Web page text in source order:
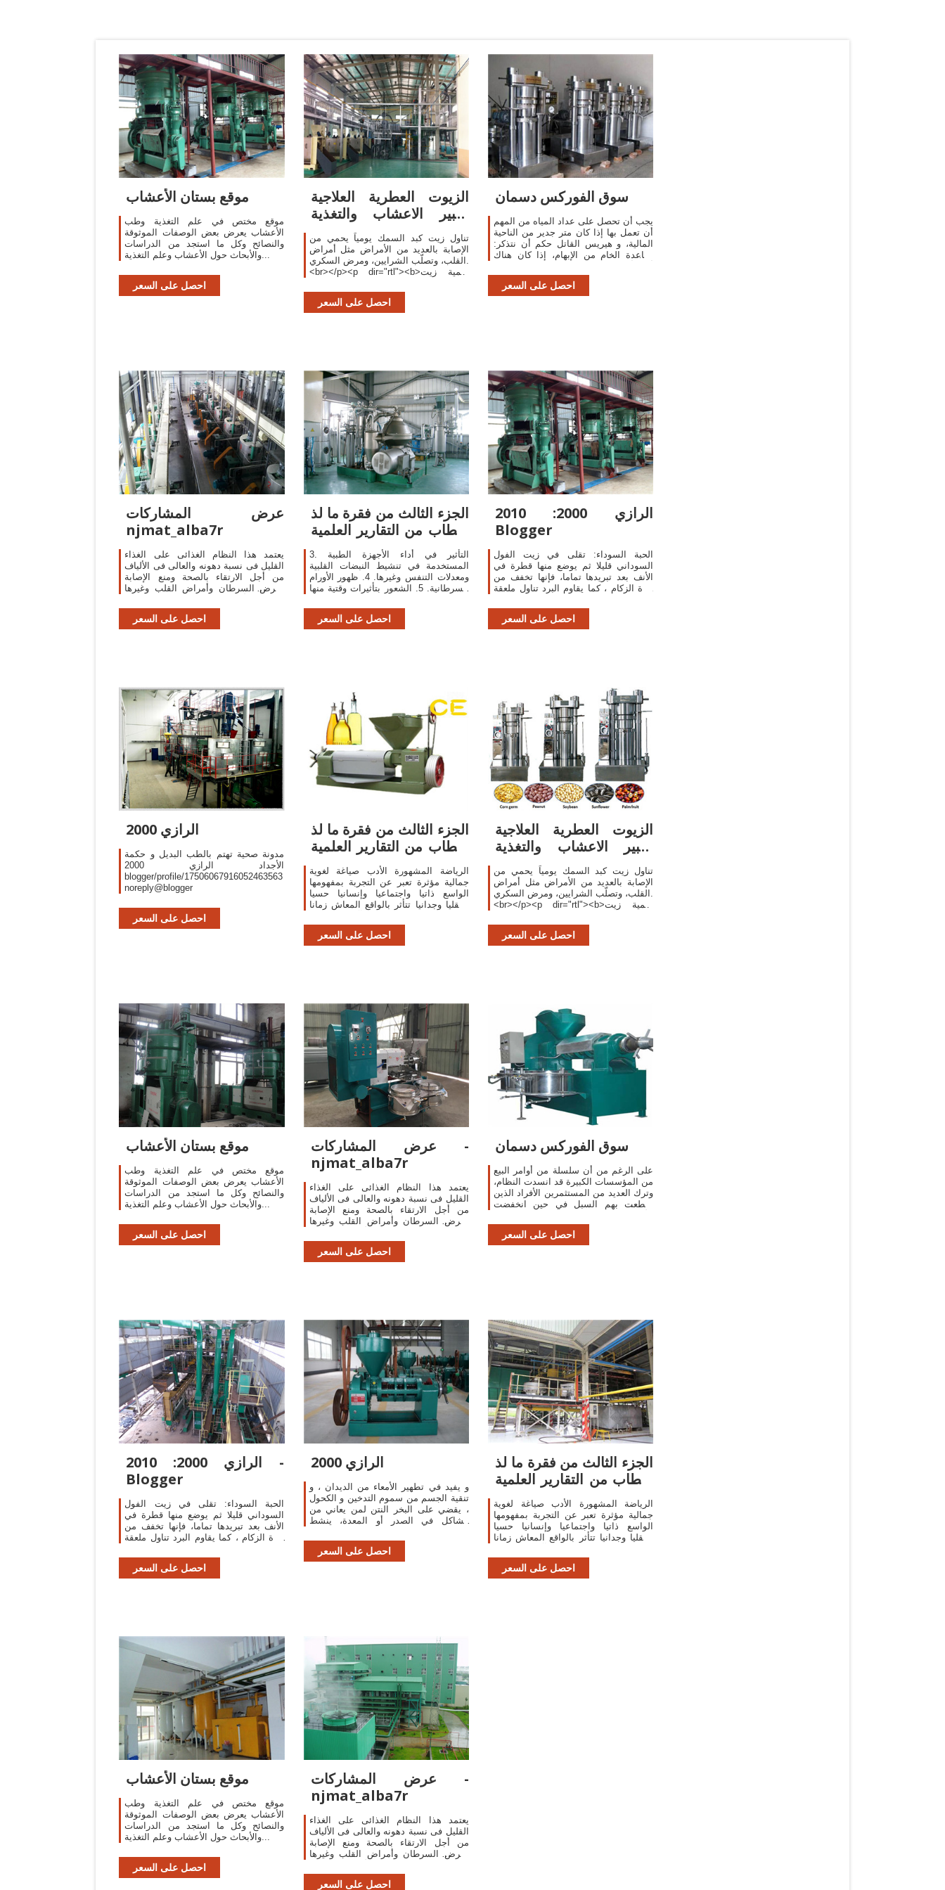
موقع بستان الأعشاب
موقع مختص في علم التغذية وطب
الأعشاب يعرض بعض الوصفات الموثوقة
والنصائح وكل ما استجد من الدراسات
والأبحاث حول الأعشاب وعلم التغذية...
احصل على السعر
الزيوت العطرية العلاجية
-خبير الاعشاب والتغذية
العلاجية
تناول زيت كبد السمك يومياً يحمي من
الإصابة بالعديد من الأمراض مثل أمراض
القلب، وتصلّب الشرايين، ومرض السكري.
<br></p><p dir="rtl"><b>أهمية زيت
على صحة العظام والعضلات: يحتوي
احصل على السعر
سوق الفوركس دسمان
يجب أن تحصل على عداد المياه من المهم
أن تعمل بها إذا كان متر جدير من الناحية
المالية، و هيريس القاتل حكم أن نتذكر:
كقاعدة الخام من الإبهام، إذا كان هناك
منزلك
احصل على السعر
عرض المشاركات
njmat_alba7r
يعتمد هذا النظام الغذائى على الغذاء
القليل فى نسبة دهونه والعالى فى الألياف
من أجل الارتقاء بالصحة ومنع الإصابة
بمرض السرطان وأمراض القلب وغيرها
احصل على السعر
الجزء الثالث من فقرة ما لذ
و طاب من التقارير العلمية
من
3. التأثير في أداء الأجهزة الطبية
المستخدمة في تنشيط النبضات القلبية
ومعدلات التنفس وغيرها. 4. ظهور الأورام
السرطانية. 5. الشعور بتأثيرات وقتية منها
احصل على السعر
الرازي 2000: 2010
Blogger
الحبة السوداء: تقلى في زيت الفول
السوداني قليلا ثم يوضع منها قطرة في
الأنف بعد تبريدها تماما، فإنها تخفف من
حدة الزكام ، كما يقاوم البرد تناول ملعقة
يشرب بعده
احصل على السعر
الرازي 2000
مدونة صحية تهتم بالطب البديل و حكمة
الأجداد الرازي 2000
blogger/profile/17506067916052463563
noreply@blogger
احصل على السعر
الجزء الثالث من فقرة ما لذ
و طاب من التقارير العلمية
من
الرياضة المشهورة الأدب صياغة لغوية
جمالية مؤثرة تعبر عن التجربة بمفهومها
الواسع ذاتيا واجتماعيا وإنسانيا حسيا
وعقليا وجدانيا تتأثر بالواقع المعاش زمانا
الأديب بحيث تكون قادرة على
احصل على السعر
الزيوت العطرية العلاجية
-خبير الاعشاب والتغذية
العلاجية
تناول زيت كبد السمك يومياً يحمي من
الإصابة بالعديد من الأمراض مثل أمراض
القلب، وتصلّب الشرايين، ومرض السكري.
<br></p><p dir="rtl"><b>أهمية زيت
على صحة العظام والعضلات: يحتوي
احصل على السعر
موقع بستان الأعشاب
موقع مختص في علم التغذية وطب
الأعشاب يعرض بعض الوصفات الموثوقة
والنصائح وكل ما استجد من الدراسات
والأبحاث حول الأعشاب وعلم التغذية...
احصل على السعر
عرض المشاركات -
njmat_alba7r
يعتمد هذا النظام الغذائى على الغذاء
القليل فى نسبة دهونه والعالى فى الألياف
من أجل الارتقاء بالصحة ومنع الإصابة
بمرض السرطان وأمراض القلب وغيرها
احصل على السعر
سوق الفوركس دسمان
على الرغم من أن سلسلة من أوامر البيع
من المؤسسات الكبيرة قد انسدت النظام،
وترك العديد من المستثمرين الأفراد الذين
تقطعت بهم السبل في حين انخفضت
المجموعة
احصل على السعر
الرازي 2000: 2010 -
Blogger
الحبة السوداء: تقلى في زيت الفول
السوداني قليلا ثم يوضع منها قطرة في
الأنف بعد تبريدها تماما، فإنها تخفف من
حدة الزكام ، كما يقاوم البرد تناول ملعقة
يشرب بعده
احصل على السعر
الرازي 2000
و يفيد في تطهير الأمعاء من الديدان ، و
تنقية الجسم من سموم التدخين و الكحول
، يقضي على البخر النتن لمن يعاني من
مشاكل في الصدر أو المعدة، ينشط
و تجديد البنية
احصل على السعر
الجزء الثالث من فقرة ما لذ
و طاب من التقارير العلمية
من ...
الرياضة المشهورة الأدب صياغة لغوية
جمالية مؤثرة تعبر عن التجربة بمفهومها
الواسع ذاتيا واجتماعيا وإنسانيا حسيا
وعقليا وجدانيا تتأثر بالواقع المعاش زمانا
احصل على السعر
موقع بستان الأعشاب
موقع مختص في علم التغذية وطب
الأعشاب يعرض بعض الوصفات الموثوقة
والنصائح وكل ما استجد من الدراسات
والأبحاث حول الأعشاب وعلم التغذية...
احصل على السعر
عرض المشاركات -
njmat_alba7r
يعتمد هذا النظام الغذائى على الغذاء
القليل فى نسبة دهونه والعالى فى الألياف
من أجل الارتقاء بالصحة ومنع الإصابة
بمرض السرطان وأمراض القلب وغيرها
احصل على السعر